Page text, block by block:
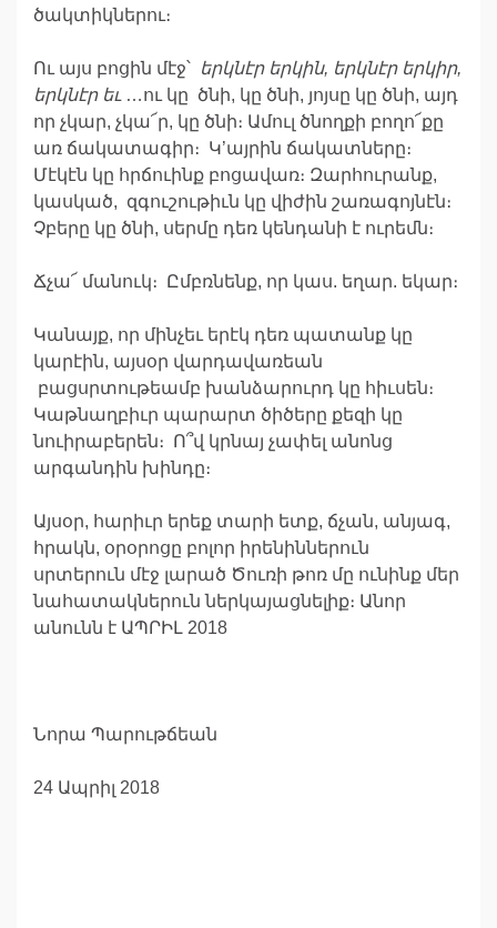
ծակտիկներու։
Ու այս բոցին մէջ՝ երկնէր երկին, երկնէր երկիր,
երկնէր եւ …ու կը ծնի, կը ծնի, յոյսը կը ծնի, այդ
որ չկար, չկա՜ր, կը ծնի։ Ամուլ ծնողքի բողո՜քը
առ ճակատագիր։ Կ’այրին ճակատները։
Մէկէն կը հրճուինք բոցավառ։ Զարհուրանք,
կասկած, զգուշութիւն կը վիժին շառագոյնէն։
Չբերը կը ծնի, սերմը դեռ կենդանի է ուրեմն։
Ճչա՜ մանուկ։ Ըմբռնենք, որ կաս. եղար. եկար։
Կանայք, որ մինչեւ երէկ դեռ պատանք կը
կարէին, այսօր վարդավառեան
բացսրտութեամբ խանձարուրդ կը հիւսեն։
Կաթնաղբիւր պարարտ ծիծերը քեզի կը
նուիրաբերեն։ Ո՞վ կրնայ չափել անոնց
արգանդին խինդը։
Այսօր, հարիւր երեք տարի ետք, ճչան, անյագ,
հրակն, օրօրոցը բոլոր իրենիններուն
սրտերուն մէջ լարած Ծուռի թոռ մը ունինք մեր
նահատակներուն ներկայացնելիք։ Անոր
անունն է ԱՊՐԻԼ 2018
Նորա Պարութճեան
24 Ապրիլ 2018